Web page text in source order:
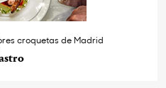
croquetas de Madrid